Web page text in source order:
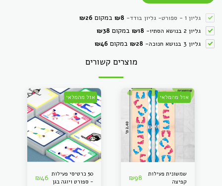
גליון 1 - ספורט- גליון בודד -
₪8 במקום ₪26
גליון 2 בנושא הסתיו
-
₪18 במקום ₪38
גליון 3 בנושא חנוכה
-
₪28 במקום ₪46
מוצרים קשורים
אזל מהמלאי
שמשונית פעילות
קפיצה
₪98
אזל מהמלאי
50 כרטיסי פעילות
- ספורט ויוגה בגן
₪46